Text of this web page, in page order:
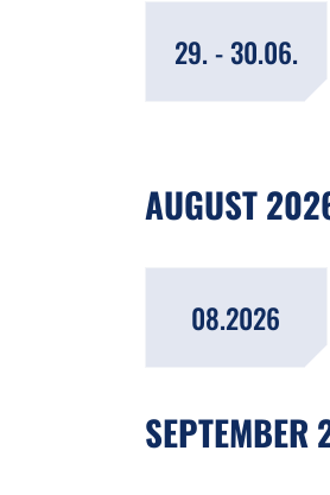
29. - 30.06.
AUGUST
08.2026
SEPTEMBER